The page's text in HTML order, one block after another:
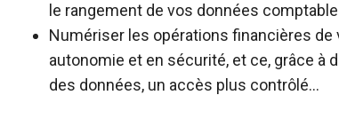
le rangement de vos données
Numériser les opérations financières
autonomie et en sécurité, et ce, grâce à
des données, un accès plus contrôlé…